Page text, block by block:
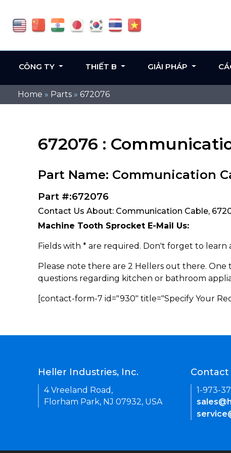
Home » Parts » 672076
672076 :
Part Name: Communication
Part #:672076
Contact Us About: Communication Cable,
Machine Tooth Sprocket E-Mail Us:
Fields with * are required. Don't forget to
Please note there are 2 Hellers out there.
questions regarding kitchen or bathroom
[contact-form-7 id="930" title="Specify Your
CÔNG TY THIẾT B GIẢI PHÁP
Heller Industries, Inc.
4 Vreeland Road,
Florham Park, NJ 07932, USA
Contact
1-973-